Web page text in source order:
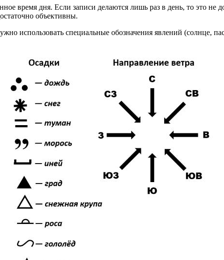
время дня. Если записи делаются лишь раз в день, то это
объективны.
использовать специальные обозначения явлений (солнце,